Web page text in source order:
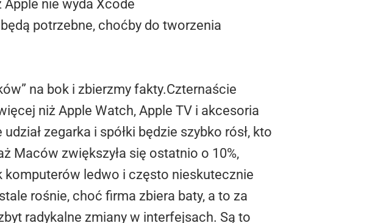
nie wyda Xcode
potrzebne, choćby do tworzenia
na bok i zbierzmy fakty.Czternaście
niż Apple Watch, Apple TV i akcesoria
zegarka i spółki będzie szybko rósł, kto
Maców zwiększyła się ostatnio o 10%,
komputerów ledwo i często nieskutecznie
rośnie, choć firma zbiera baty, a to za
radykalne zmiany w interfejsach. Są to